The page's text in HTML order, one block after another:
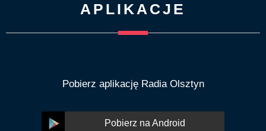
APLIKACJE
Pobierz aplikację Radia Olsztyn
Pobierz na Android